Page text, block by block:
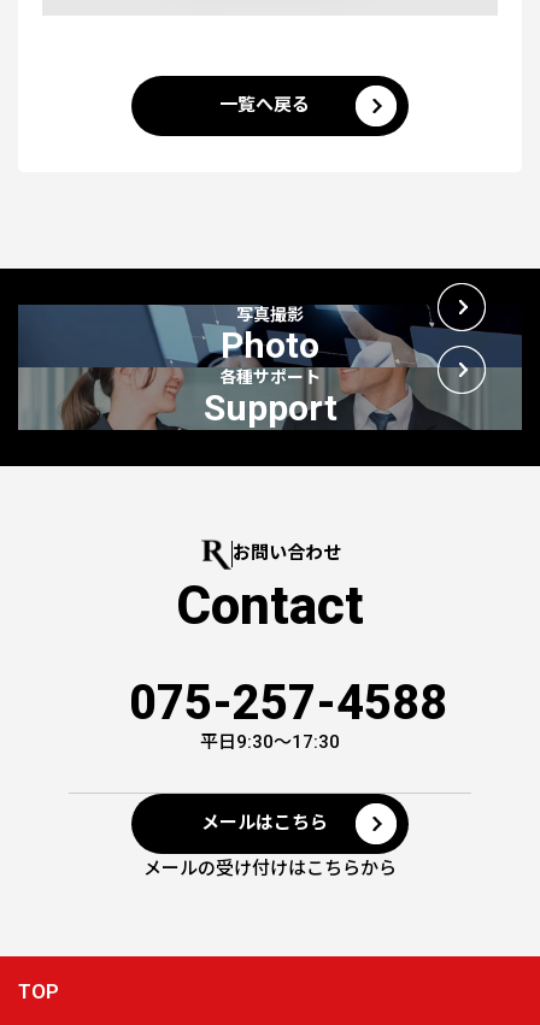
一覧へ戻る
写真撮影
Photo
各種サポート
Support
お問い合わせ
Contact
075-257-4588
平日9:30～17:30
メールはこちら
メールの受け付けはこちらから
TOP